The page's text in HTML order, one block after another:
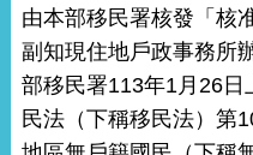
由本部移民署核發「核
副知現住地戶政事務所
部移民署113年1月26
民法（下稱移民法）第